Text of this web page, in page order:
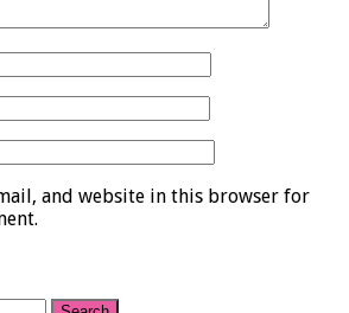
and website in this browser for